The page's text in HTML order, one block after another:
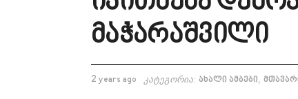
მაჭარაშვილი
2 years ago კატეგორია: ახალი ამბები,